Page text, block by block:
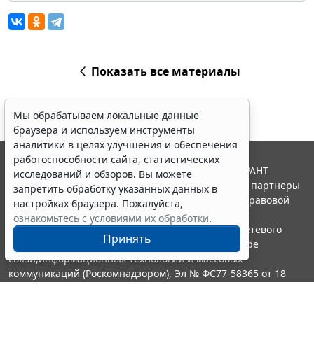
Показать все материалы
Мы обрабатываем локальные данные
браузера и используем инструменты
аналитики в целях улучшения и обеспечения
работоспособности сайта, статистических
исследований и обзоров. Вы можете
запретить обработку указанных данных в
настройках браузера. Пожалуйста,
ознакомьтесь с условиями их обработки.
Принять
© ООО "НПП "ГАРАНТ-СЕРВИС", 2026. Система ГАРАНТ
выпускается с 1990 года. Компания "Гарант" и ее партнеры
являются участниками Российской ассоциации правовой
информации ГАРАНТ.
Портал ГАРАНТ.РУ зарегистрирован в качестве сетевого
издания Федеральной службой по надзору в сфере
связи,информационных технологий и массовых
коммуникаций (Роскомнадзором), Эл № ФС77-58365 от 18